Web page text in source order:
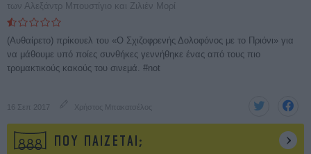
των Αλεξάντρ Μπουστίγιο και Ζιλιέν Μορί
(Αυθαίρετο) πρίκουελ του «Ο Σχιζοφρενής Δολοφόνος με το Πριόνι» για
να μάθουμε υπό ποίες συνθήκες γεννήθηκε ένας από τους πιο
τρομακτικούς κακούς του σινεμά. #not
16 Σεπ 2017 Χρήστος Μπακατσέλος
ΠΟΥ ΠΑΙΖΕΤΑΙ;